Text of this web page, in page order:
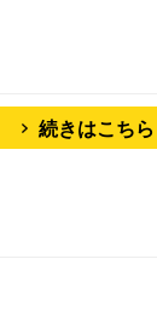
続きはこちら